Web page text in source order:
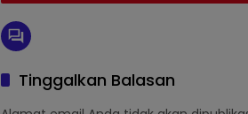
Tinggalkan Balasan